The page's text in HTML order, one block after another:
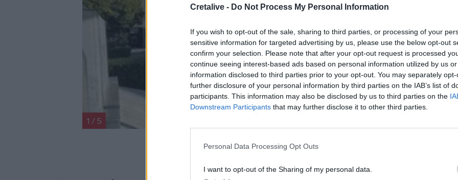
Cretalive - Do Not Process My Personal Information
If you wish to opt-out of the sale, sharing to third parties, or processing of your
sensitive information for targeted advertising by us, please use the below opt-out
confirm your selection. Please note that after your opt-out request is processed
continue seeing interest-based ads based on personal information utilized by us
information disclosed to third parties prior to your opt-out. You may separately
further disclosure of your personal information by third parties on the IAB’s list of
participants. This information may also be disclosed by us to third parties on the
Downstream Participants that may further disclose it to other third parties.
Personal Data Processing Opt Outs
I want to opt-out of the Sharing of my personal data.
1 / 5